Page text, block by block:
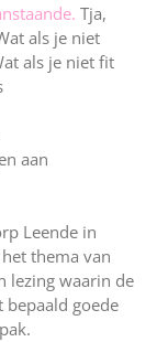
Tja,
als je niet
als je niet fit
aan
Leende in
thema van
lezing waarin de
bepaald goede